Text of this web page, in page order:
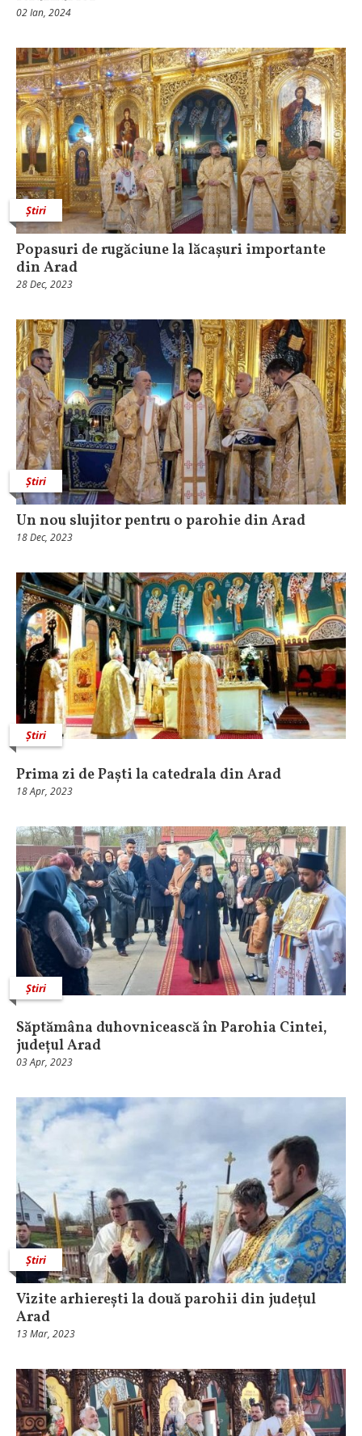
02 Ian, 2024
Știri
Popasuri de rugăciune la lăcașuri importante
din Arad
28 Dec, 2023
Știri
Un nou slujitor pentru o parohie din Arad
18 Dec, 2023
Știri
Prima zi de Paști la catedrala din Arad
18 Apr, 2023
Știri
Săptămâna duhovnicească în Parohia Cintei,
județul Arad
03 Apr, 2023
Știri
Vizite arhierești la două parohii din județul
Arad
13 Mar, 2023